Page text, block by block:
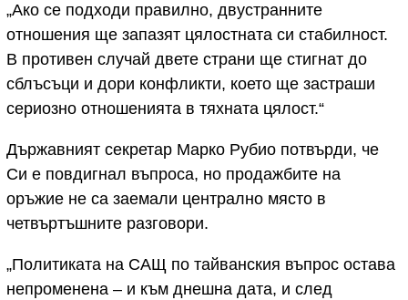
„Ако се подходи правилно, двустранните
отношения ще запазят цялостната си стабилност.
В противен случай двете страни ще стигнат до
сблъсъци и дори конфликти, което ще застраши
сериозно отношенията в тяхната цялост.“
Държавният секретар Марко Рубио потвърди, че
Си е повдигнал въпроса, но продажбите на
оръжие не са заемали централно място в
четвъртъшните разговори.
„Политиката на САЩ по тайванския въпрос остава
непроменена – и към днешна дата, и след